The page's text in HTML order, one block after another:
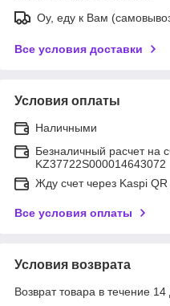
Оу, еду к Вам
Все условия доставки
Условия оплаты
Наличными
Безналичный расчет на
KZ37722S000014643072
Жду счет через Kaspi
Все условия оплаты
Условия возврата
Возврат товара в течение